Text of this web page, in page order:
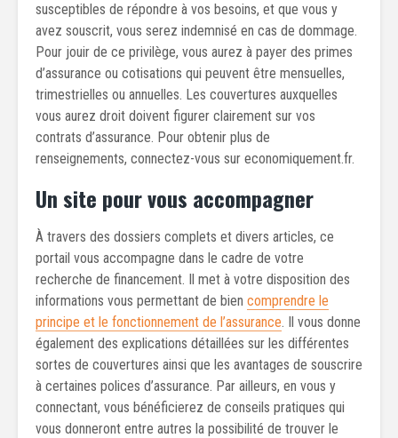
susceptibles de répondre à vos besoins, et que vous y
avez souscrit, vous serez indemnisé en cas de dommage.
Pour jouir de ce privilège, vous aurez à payer des primes
d’assurance ou cotisations qui peuvent être mensuelles,
trimestrielles ou annuelles. Les couvertures auxquelles
vous aurez droit doivent figurer clairement sur vos
contrats d’assurance. Pour obtenir plus de
renseignements, connectez-vous sur economiquement.fr.
Un site pour vous accompagner
À travers des dossiers complets et divers articles, ce
portail vous accompagne dans le cadre de votre
recherche de financement. Il met à votre disposition des
informations vous permettant de bien comprendre le
principe et le fonctionnement de l’assurance. Il vous donne
également des explications détaillées sur les différentes
sortes de couvertures ainsi que les avantages de souscrire
à certaines polices d’assurance. Par ailleurs, en vous y
connectant, vous bénéficierez de conseils pratiques qui
vous donneront entre autres la possibilité de trouver le